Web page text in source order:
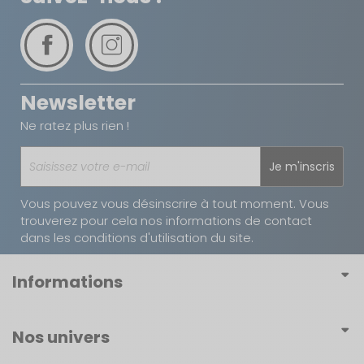
Newsletter
Ne ratez plus rien !
Je m'inscris
Vous pouvez vous désinscrire à tout moment. Vous
trouverez pour cela nos informations de contact
dans les conditions d'utilisation du site.
Informations
Conditions générales d'utilisation
Nos univers